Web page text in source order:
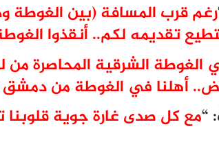
رغم قرب المسافة (بين الغوطة
تقديمه لكم.. أنقذوا
الغوطة الشرقية المحاصرة
أهلنا في الغوطة من
“مع كل صدى غارة جوية قلوبنا